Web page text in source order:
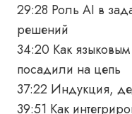
29:28 Роль AI в
решений
34:20 Как
посадили на цепь
37:22 Индукция,
39:51 Как